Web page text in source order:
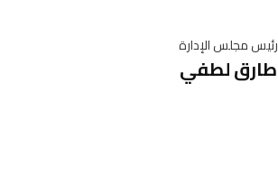
رئيس مجلس الإدارة
طارق لطفي